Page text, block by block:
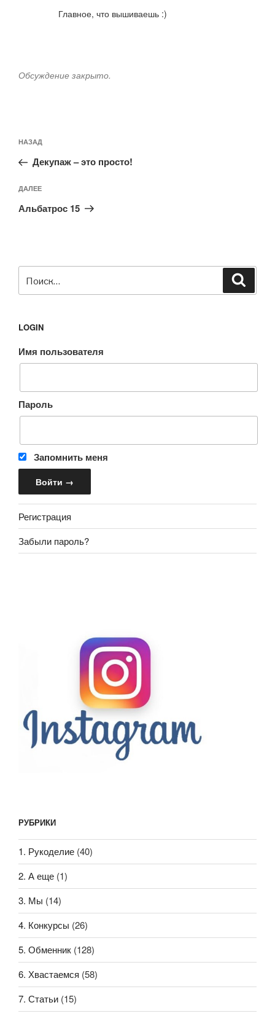
Главное, что вышиваешь :)
Обсуждение закрыто.
по
записям
Предыдущая
запись:
НАЗАД
Декупаж – это просто!
Следующая
запись
ДАЛЕЕ
Альбатрос 15
LOGIN
Имя пользователя
Пароль
Запомнить меня
Регистрация
Забыли пароль?
РУБРИКИ
1. Рукоделие (40)
2. А еще (1)
3. Мы (14)
4. Конкурсы (26)
5. Обменник (128)
6. Хвастаемся (58)
7. Статьи (15)